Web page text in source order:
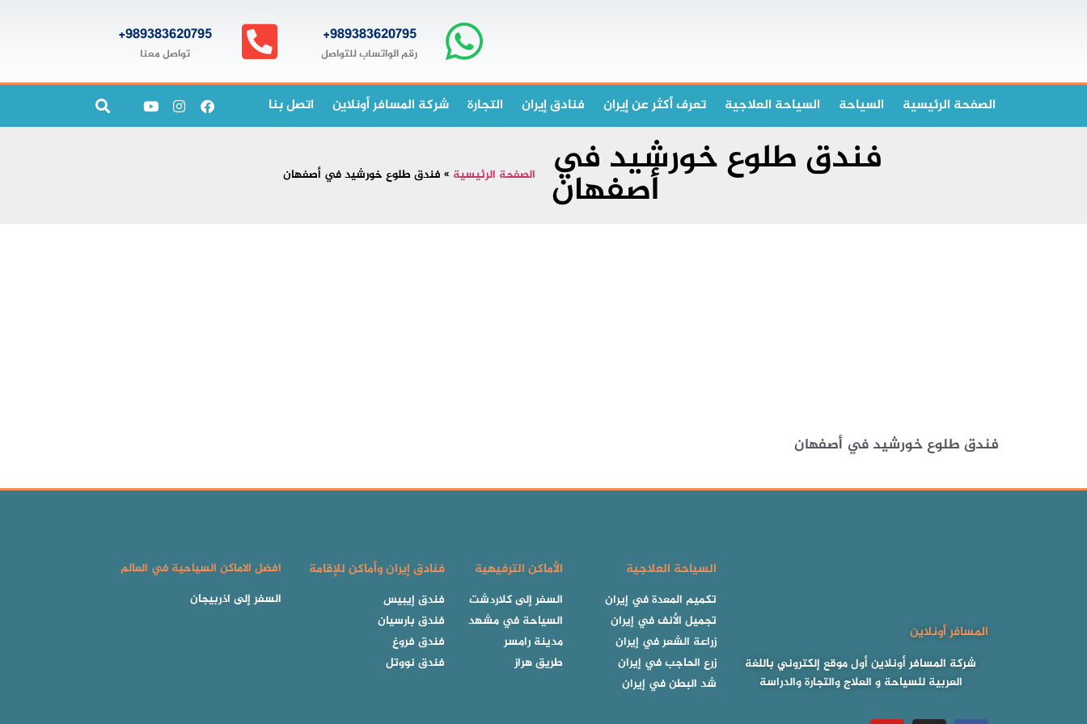
989383620795+
رقم الواتساب للتواصل
989383620795+
تواصل معنا
الصفحة الرئیسیة السياحة السياحة العلاجية تعرف أكثر عن إيران فنادق إيران التجارة شركة المسافر أونلاين اتصل بنا
فندق طلوع خورشيد في
أصفهان الصفحة الرئيسية » فندق طلوع خورشيد في أصفهان
فندق طلوع خورشيد في أصفهان
المسافر أونلاين
شركة المسافر أونلاين أول موقع إلكتروني باللغة
العربية للسياحة و العلاج والتجارة والدراسة
السياحة العلاجية
تكميم المعدة في إيران
تجميل الأنف في إيران
زراعة الشعر في إيران
زرع الحاجب في إيران
شد البطن في إيران
الأماكن الترفيهية
السفر إلى كلاردشت
السياحة في مشهد
مدينة رامسر
طريق هراز
فنادق إيران وأماكن للإقامة
فندق إيبيس
فندق بارسيان
فندق فروغ
فندق نووتل
افضل الاماكن السياحية في العالم
السفر إلى اذربيجان